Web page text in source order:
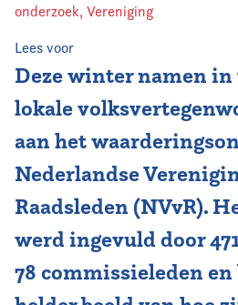
onderzoek, Vereniging
Lees voor
Deze winter namen in
lokale
aan het
Nederlandse
Raadsleden (NVvR).
werd ingevuld door
78 commissieleden